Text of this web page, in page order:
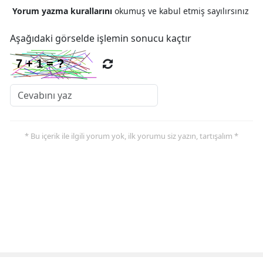
Yorum yazma kurallarını okumuş ve kabul etmiş sayılırsınız
Aşağıdaki görselde işlemin sonucu kaçtır
* Bu içerik ile ilgili yorum yok, ilk yorumu siz yazın, tartışalım *